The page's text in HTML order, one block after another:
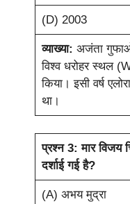
(D) 2003
व्याख्या: अजंता
विश्व धरोहर स्थल
किया। इसी वर्ष
था।
प्रश्न 3: मार विजय
दर्शाई गई है?
(A) अभय मुद्रा